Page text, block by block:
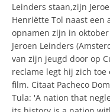
Leinders staan,zijn
Henriëtte Tol naast een
opnamen zijn in
Jeroen Leinders
van zijn jeugd door op
reclame legt hij zich
film. Citaat Pacheco
Tula: 'A nation that